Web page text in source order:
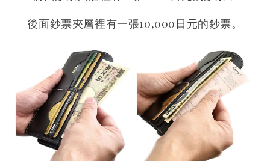
後面鈔票夾層裡有一張10,000日元的鈔票。